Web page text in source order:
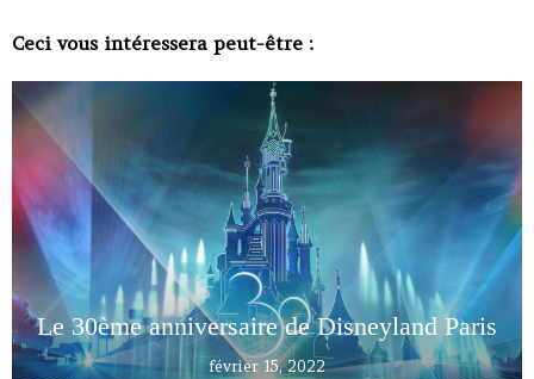
Ceci vous intéressera peut-être :
Le 30ème anniversaire de Disneyland Paris
février 15, 2022